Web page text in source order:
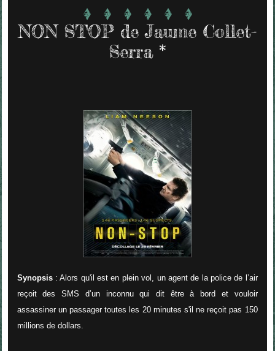
NON STOP de Jaume Collet-
Serra *
Synopsis: Alors qu'il est en plein vol, un agent de la police de l’air
reçoit des SMS d’un inconnu qui dit être à bord et vouloir
assassiner un passager toutes les 20 minutes s'il ne reçoit pas 150
millions de dollars.